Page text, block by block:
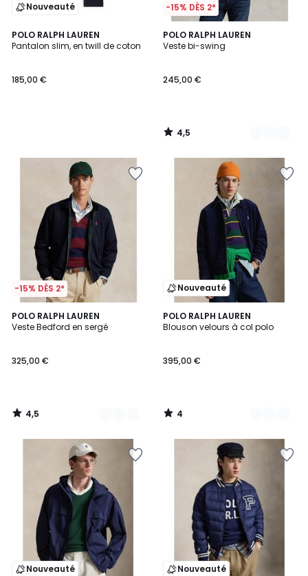
Nouveauté
POLO RALPH LAUREN
Pantalon slim, en twill de coton
185,00 €
-15% DÈS 2*
POLO RALPH LAUREN
Veste bi-swing
245,00 €
4,5
/ 5
3
Couleurs
4,5
/
-15% DÈS 2*
POLO RALPH LAUREN
Veste Bedford en sergé
325,00 €
4,5
/ 5
2
Couleurs
4,5
/
Nouveauté
POLO RALPH LAUREN
Blouson velours à col polo
395,00 €
4
/
2
Couleurs
4
/
Nouveauté Nouveauté